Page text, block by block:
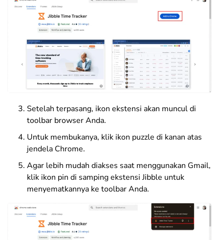
Setelah terpasang, ikon ekstensi akan muncul di
toolbar browser Anda.
Untuk membukanya, klik ikon puzzle di kanan atas
jendela Chrome.
Agar lebih mudah diakses saat menggunakan Gmail,
klik ikon pin di samping ekstensi Jibble untuk
menyematkannya ke toolbar Anda.